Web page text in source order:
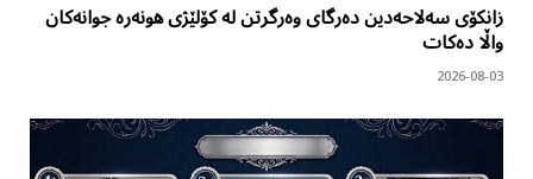
زانکۆی سەلاحەدین دەرگای وەرگرتن لە کۆلێژی هونەرە جوانەکان
واڵا دەکات
2026-08-03